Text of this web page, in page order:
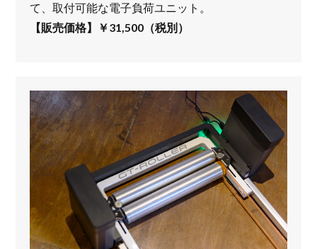
て、取付可能な電子負荷ユニット。
【販売価格】￥31,500（税別）